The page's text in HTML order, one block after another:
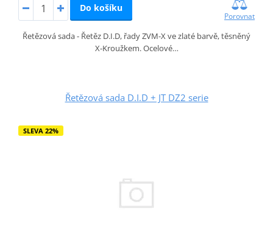
Do košíku
Porovnat
Řetězová sada - Řetěz D.I.D, řady ZVM-X ve zlaté barvě, těsněný
X-Kroužkem. Ocelové…
Řetězová sada D.I.D + JT DZ2 serie
SLEVA 22%